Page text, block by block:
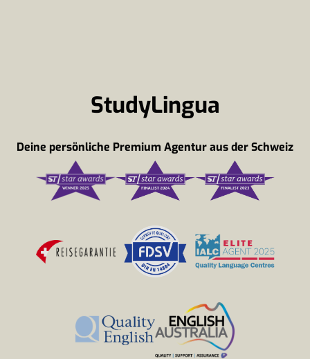
StudyLingua
Deine persönliche Premium Agentur aus der Schweiz